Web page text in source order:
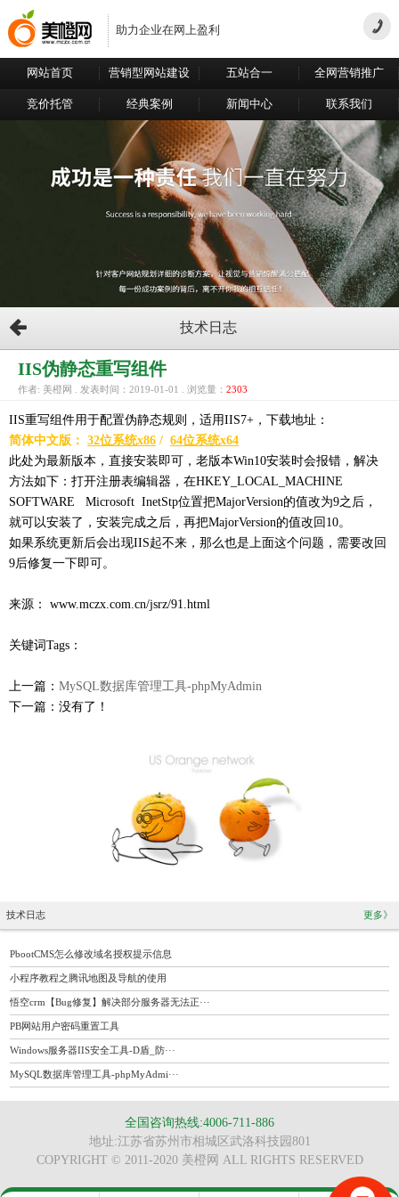
助力企业在网上盈利
网站首页 营销型网站建设 五站合一 全网营销推广
竞价托管 经典案例 新闻中心 联系我们
技术日志
IIS伪静态重写组件
作者: 美橙网 . 发表时间：2019-01-01 . 浏览量： 2303
IIS重写组件用于配置伪静态规则，适用IIS7+，下载地址：
简体中文版： 32位系统x86 / 64位系统x64
此处为最新版本，直接安装即可，老版本Win10安装时会报错，解决
方法如下：打开注册表编辑器，在HKEY_LOCAL_MACHINE
SOFTWARE Microsoft InetStp位置把MajorVersion的值改为9之后，
就可以安装了，安装完成之后，再把MajorVersion的值改回10。
如果系统更新后会出现IIS起不来，那么也是上面这个问题，需要改回
9后修复一下即可。
来源： www.mczx.com.cn/jsrz/91.html
关键词Tags：
上一篇： MySQL数据库管理工具-phpMyAdmin
下一篇：没有了！
技术日志 更多》
PbootCMS怎么修改域名授权提示信息
小程序教程之腾讯地图及导航的使用
悟空crm【Bug修复】解决部分服务器无法正···
PB网站用户密码重置工具
Windows服务器IIS安全工具-D盾_防···
MySQL数据库管理工具-phpMyAdmi···
全国咨询热线:4006-711-886
地址:江苏省苏州市相城区武洛科技园801
COPYRIGHT © 2011-2020 美橙网 ALL RIGHTS RESERVED